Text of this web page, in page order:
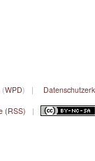
(WPD) |
(RSS) |